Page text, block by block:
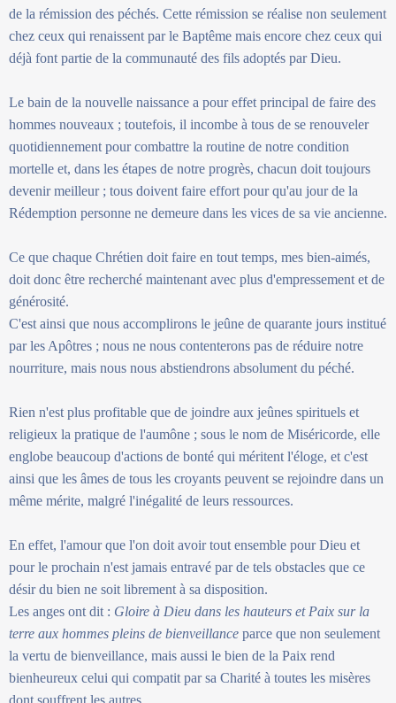
de la rémission des péchés. Cette rémission se réalise non seulement
chez ceux qui renaissent par le Baptême mais encore chez ceux qui
déjà font partie de la communauté des fils adoptés par Dieu.
Le bain de la nouvelle naissance a pour effet principal de faire des
hommes nouveaux ; toutefois, il incombe à tous de se renouveler
quotidiennement pour combattre la routine de notre condition
mortelle et, dans les étapes de notre progrès, chacun doit toujours
devenir meilleur ; tous doivent faire effort pour qu'au jour de la
Rédemption personne ne demeure dans les vices de sa vie ancienne.
Ce que chaque Chrétien doit faire en tout temps, mes bien-aimés,
doit donc être recherché maintenant avec plus d'empressement et de
générosité.
C'est ainsi que nous accomplirons le jeûne de quarante jours institué
par les Apôtres ; nous ne nous contenterons pas de réduire notre
nourriture, mais nous nous abstiendrons absolument du péché.
Rien n'est plus profitable que de joindre aux jeûnes spirituels et
religieux la pratique de l'aumône ; sous le nom de Miséricorde, elle
englobe beaucoup d'actions de bonté qui méritent l'éloge, et c'est
ainsi que les âmes de tous les croyants peuvent se rejoindre dans un
même mérite, malgré l'inégalité de leurs ressources.
En effet, l'amour que l'on doit avoir tout ensemble pour Dieu et
pour le prochain n'est jamais entravé par de tels obstacles que ce
désir du bien ne soit librement à sa disposition.
Les anges ont dit : Gloire à Dieu dans les hauteurs et Paix sur la
terre aux hommes pleins de bienveillance parce que non seulement
la vertu de bienveillance, mais aussi le bien de la Paix rend
bienheureux celui qui compatit par sa Charité à toutes les misères
dont souffrent les autres.